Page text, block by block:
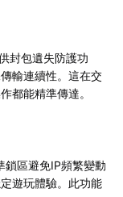
封包遺失防護功
輸連續性。這在交
都能精準傳達。
鎖區避免IP頻繁變動
遊玩體驗。此功能